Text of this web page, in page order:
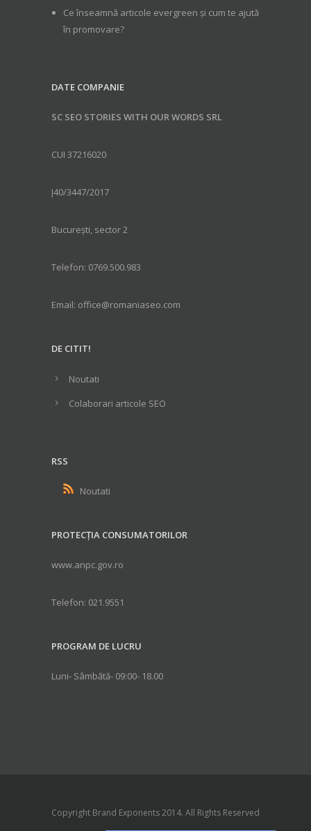
Ce înseamnă articole evergreen și cum te ajută
în promovare?
DATE COMPANIE
SC SEO STORIES WITH OUR WORDS SRL
CUI 37216020
J40/3447/2017
București, sector 2
Telefon: 0769.500.983
Email: office@romaniaseo.com
DE CITIT!
Noutati
Colaborari articole SEO
RSS
Noutati
PROTECȚIA CONSUMATORILOR
www.anpc.gov.ro
Telefon: 021.9551
PROGRAM DE LUCRU
Luni- Sâmbătă- 09:00- 18.00
Copyright Brand Exponents 2014. All Rights Reserved